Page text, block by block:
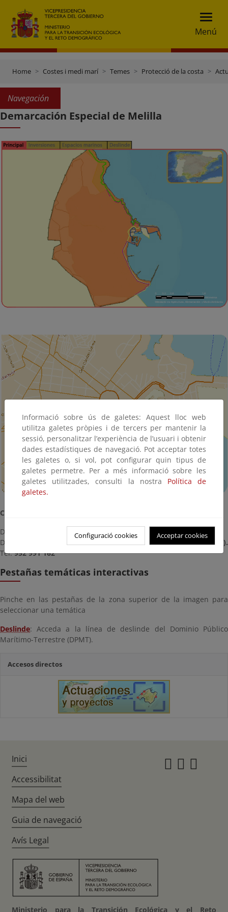
Menú
Home Costes i medi marí Temes Protecció de la costa
Navegación
Demarcación Especial de Melilla
Contacto de la demarcación especial:
Director del Área Funcional de Fomento:
Dirección y teléfono:Avda. Marina Española nº 3 (52001 Melilla).
Tel.952 991 162
Pestañas temáticas interactivas
Pinche en las pestañas de la zona superior de la imagen para
seleccionar una temática
Deslinde: Acceda a la línea de deslinde del Dominio Público
Marítimo-Terrestre (DPMT).
Accesos directos
Informació sobre ús de galetes: Aquest lloc web
utilitza galetes pròpies i de tercers per mantenir la
sessió, personalitzar l’experiència de l’usuari i obtenir
dades estadístiques de navegació. Pot acceptar totes
les galetes o, si vol, pot configurar quin tipus de
galetes permetre. Per a més informació sobre les
galetes utilitzades, consulti la nostra Política de
galetes.
Configuració cookies Acceptar cookies
Inici
Accessibilitat
Mapa del web
Guia de navegació
Avís Legal
Ministerio para la Transición Ecológica y el Reto